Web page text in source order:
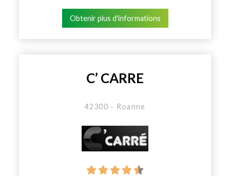
Obtenir plus d'informations
C’ CARRE
42300 - Roanne